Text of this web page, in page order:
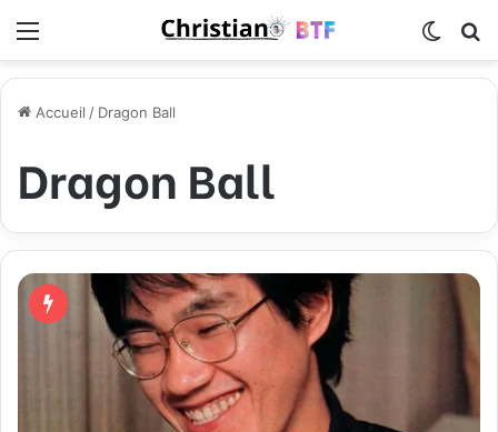
Accueil / Dragon Ball
Dragon Ball